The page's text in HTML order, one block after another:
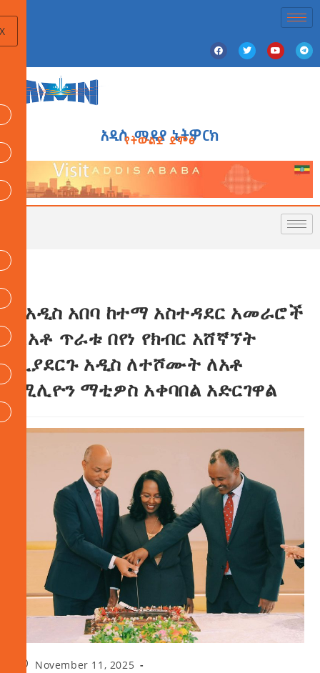
አዲስ ሚዲያ ኔትዎርክ
የትውልድ ድምፅ
የአዲስ አበባ ከተማ አስተዳደር አመራሮች
ለአቶ ጥራቱ በየነ የክብር አሸኛኘት
ሲያደርጉ አዲስ ለተሾሙት ለአቶ
ሚሊዮን ማቲዎስ አቀባበል አድርገዋል
November 11, 2025